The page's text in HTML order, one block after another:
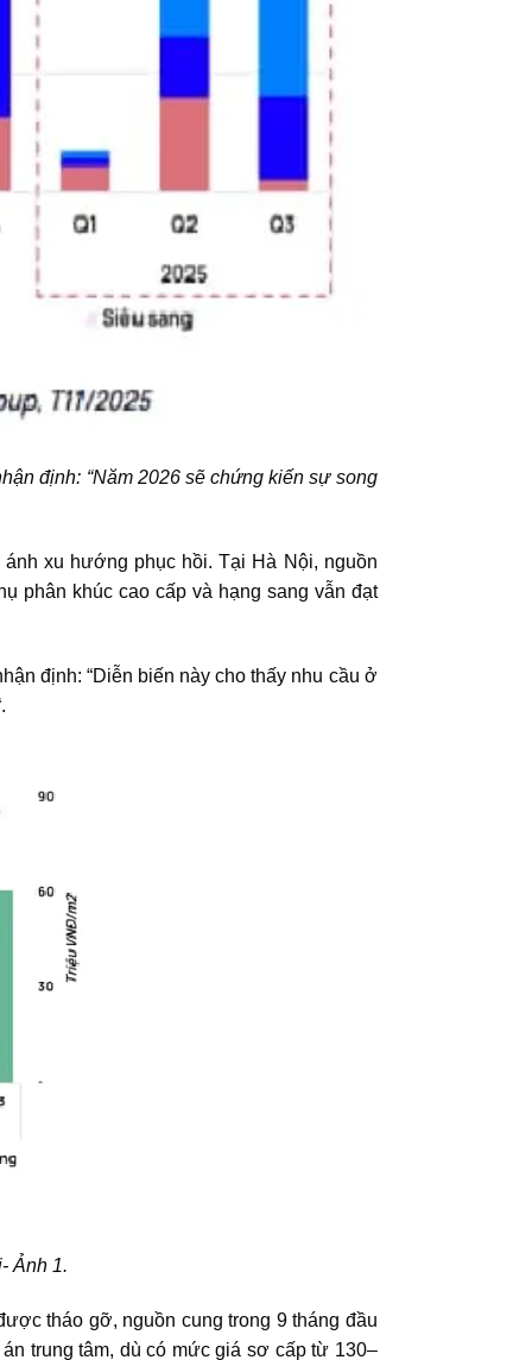
định: “Năm 2026 sẽ chứng kiến sự song
xu hướng phục hồi. Tại Hà Nội, nguồn
phân khúc cao cấp và hạng sang vẫn đạt
định: “Diễn biến này cho thấy nhu cầu ở
Ảnh 1.
tháo gỡ, nguồn cung trong 9 tháng đầu
trung tâm, dù có mức giá sơ cấp từ 130–